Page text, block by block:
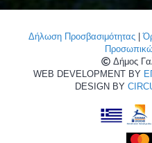
Δήλωση Προσβασιμότητας |
Δήμος
WEB DEVELOPMENT BY
DESIGN BY